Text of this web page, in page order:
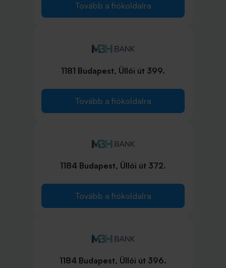
Tovább a fiókoldalra
1181 Budapest, Üllői út 399.
Tovább a fiókoldalra
1184 Budapest, Üllői út 372.
Tovább a fiókoldalra
1184 Budapest, Üllői út 396.